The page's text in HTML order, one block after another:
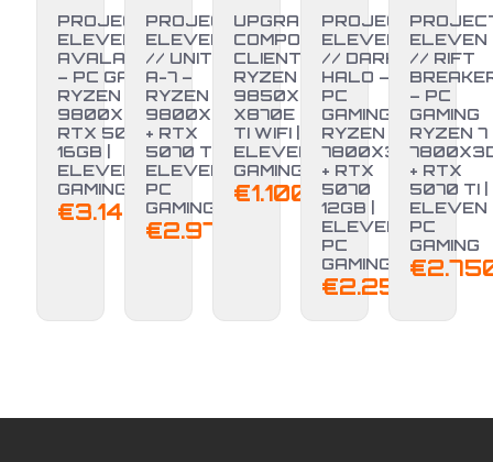
PROJECT
ELEVEN //
AVALANCHE
– PC GAMING
RYZEN 7
9800X3D +
RTX 5070 TI
16GB |
ELEVEN PC
GAMING
€3.149,00
PROJECT
ELEVEN
// UNITÀ
A-7 –
RYZEN 7
9800X3D
+ RTX
5070 TI |
ELEVEN
PC
GAMING
€2.970,00
NUOVO
UPGRADE
COMPONENTI
CLIENTE –
RYZEN 7
9850X3D +
X870E EDGE
TI WIFI |
ELEVEN PC
GAMING
€1.100,00
PROJECT
ELEVEN
// DARK
HALO –
PC
GAMING
RYZEN 7
7800X3D
+ RTX
5070
12GB |
ELEVEN
PC
GAMING
€2.250,00
NUOVO
ELEVEN
// RIFT
– PC
GAMING
RYZEN 7
+ RTX
5070 TI |
ELEVEN
PC
GAMING
€